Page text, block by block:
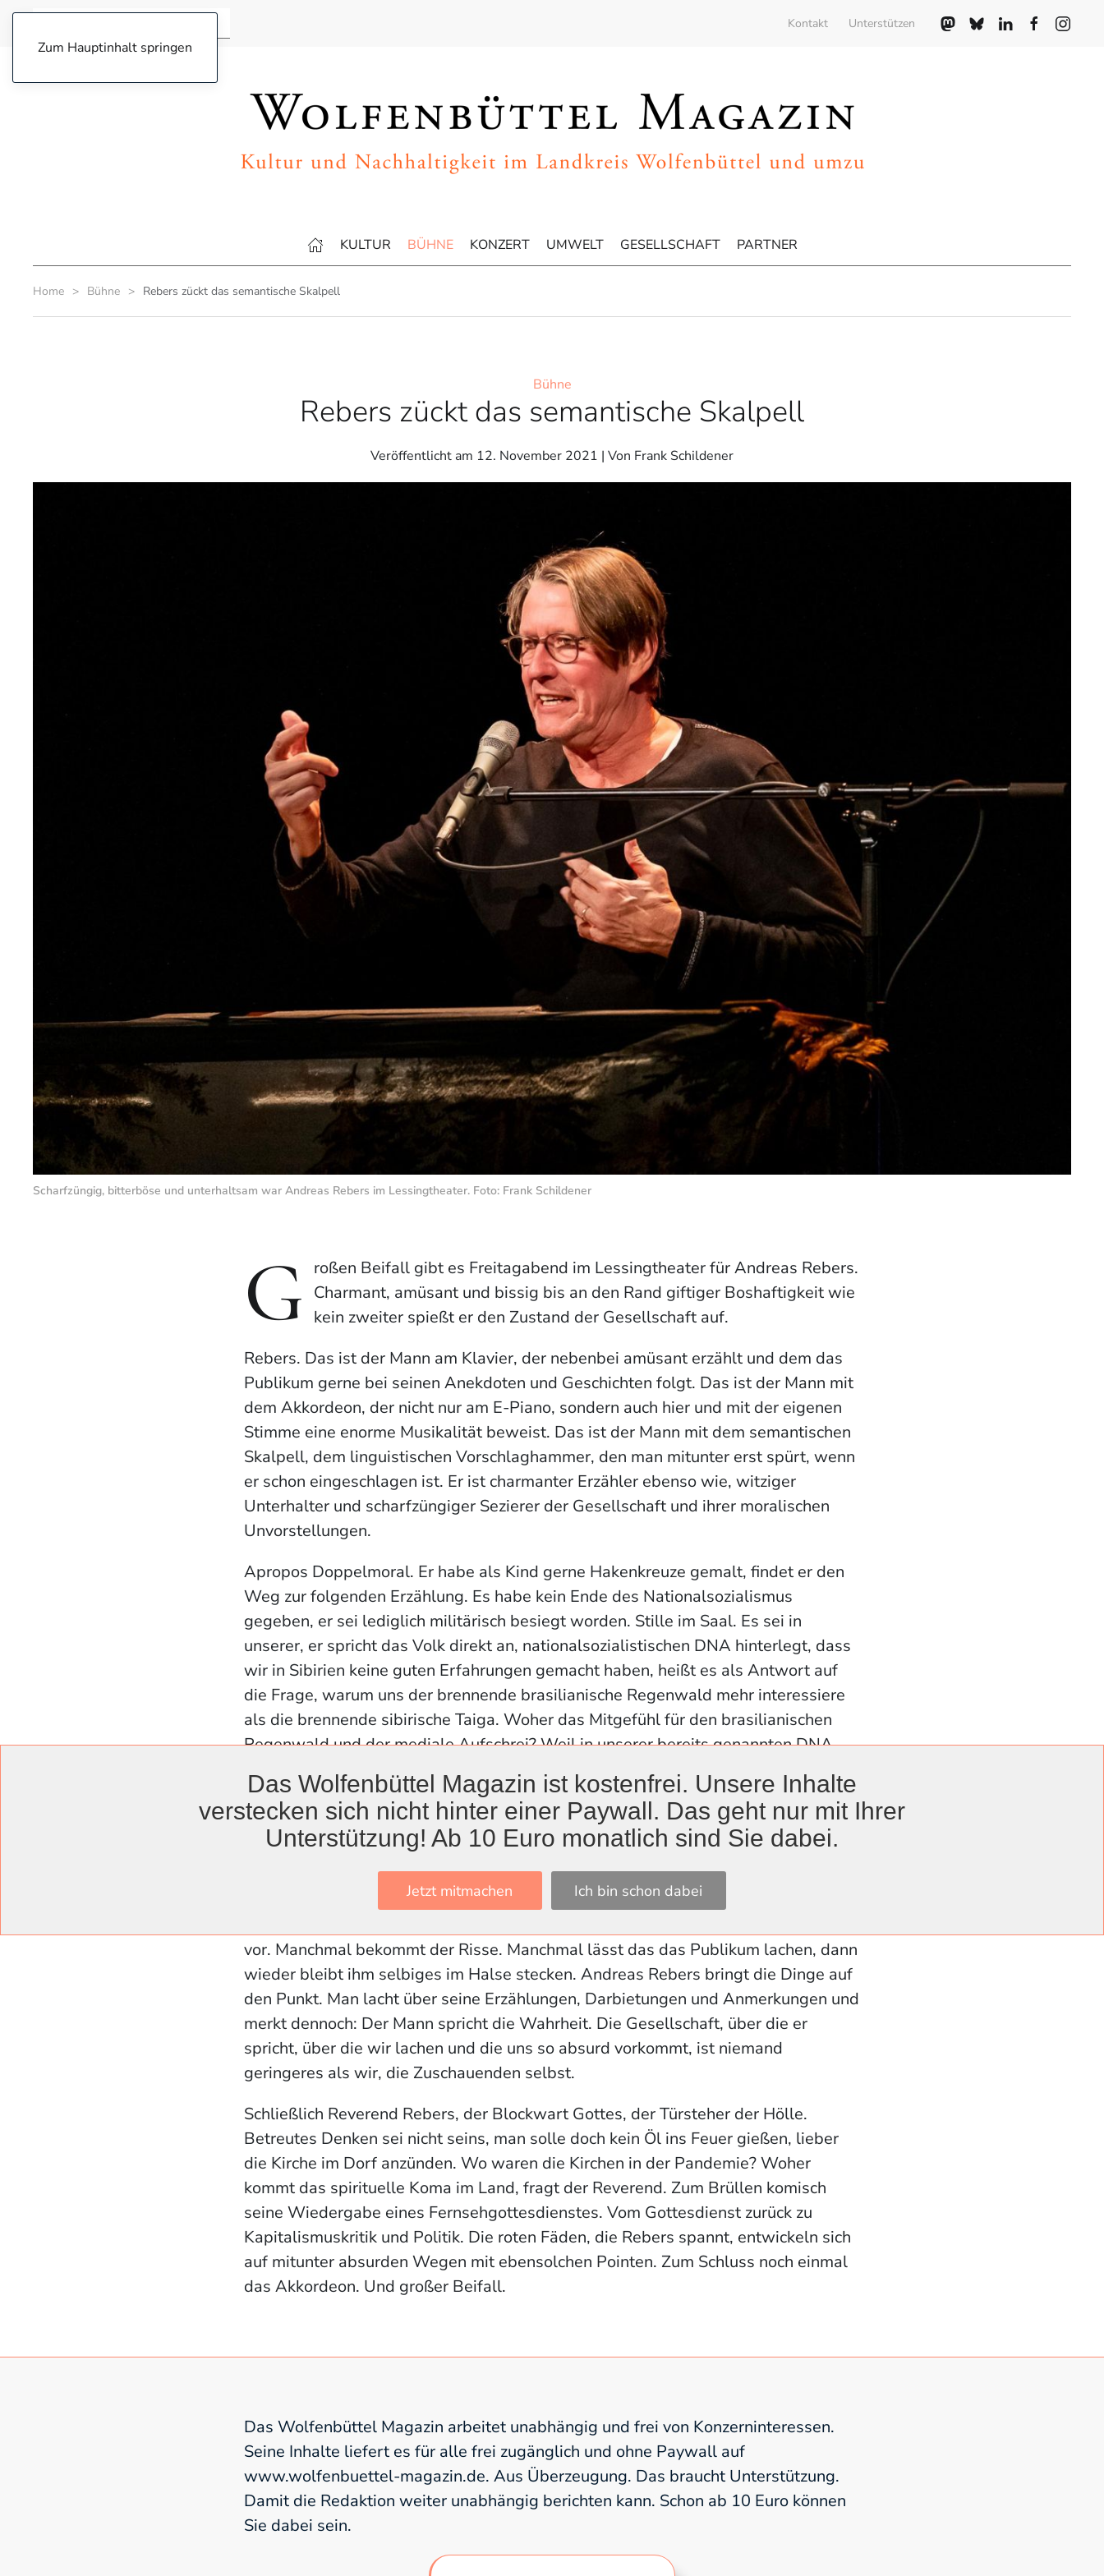
Zum Hauptinhalt springen
Kontakt Unterstützen
KULTUR BÜHNE KONZERT UMWELT GESELLSCHAFT PARTNER
Home Bühne Rebers zückt das semantische Skalpell
Bühne
Rebers zückt das semantische Skalpell
Veröffentlicht am 12. November 2021 | Von Frank Schildener
Scharfzüngig, bitterböse und unterhaltsam war Andreas Rebers im Lessingtheater. Foto: Frank Schildener
G roßen Beifall gibt es Freitagabend im Lessingtheater für Andreas Rebers.
Charmant, amüsant und bissig bis an den Rand giftiger Boshaftigkeit wie
kein zweiter spießt er den Zustand der Gesellschaft auf.
Rebers. Das ist der Mann am Klavier, der nebenbei amüsant erzählt und dem das
Publikum gerne bei seinen Anekdoten und Geschichten folgt. Das ist der Mann mit
dem Akkordeon, der nicht nur am E-Piano, sondern auch hier und mit der eigenen
Stimme eine enorme Musikalität beweist. Das ist der Mann mit dem semantischen
Skalpell, dem linguistischen Vorschlaghammer, den man mitunter erst spürt, wenn
er schon eingeschlagen ist. Er ist charmanter Erzähler ebenso wie, witziger
Unterhalter und scharfzüngiger Sezierer der Gesellschaft und ihrer moralischen
Unvorstellungen.
Apropos Doppelmoral. Er habe als Kind gerne Hakenkreuze gemalt, findet er den
Weg zur folgenden Erzählung. Es habe kein Ende des Nationalsozialismus
gegeben, er sei lediglich militärisch besiegt worden. Stille im Saal. Es sei in
unserer, er spricht das Volk direkt an, nationalsozialistischen DNA hinterlegt, dass
wir in Sibirien keine guten Erfahrungen gemacht haben, heißt es als Antwort auf
die Frage, warum uns der brennende brasilianische Regenwald mehr interessiere
als die brennende sibirische Taiga. Woher das Mitgefühl für den brasilianischen
Regenwald und der mediale Aufschrei? Weil in unserer bereits genannten DNA
festgelegt sei, Deutsche nach dem Krieg in Brasilien eher gute Erfahrungen
gemacht haben. Das sitzt. Lachen. Und im Kongo?
Der Blockwart Gottes bringt es auf den Punkt
Wichtig sei in diesem Land, das man wisse, wer Schuld habe. Bitterböse,
gesprochen und wunderbar gesungen, hält uns Rebers den Spiegel vor, spießt
vor. Manchmal bekommt der Risse. Manchmal lässt das das Publikum lachen, dann
wieder bleibt ihm selbiges im Halse stecken. Andreas Rebers bringt die Dinge auf
den Punkt. Man lacht über seine Erzählungen, Darbietungen und Anmerkungen und
merkt dennoch: Der Mann spricht die Wahrheit. Die Gesellschaft, über die er
spricht, über die wir lachen und die uns so absurd vorkommt, ist niemand
geringeres als wir, die Zuschauenden selbst.
Schließlich Reverend Rebers, der Blockwart Gottes, der Türsteher der Hölle.
Betreutes Denken sei nicht seins, man solle doch kein Öl ins Feuer gießen, lieber
die Kirche im Dorf anzünden. Wo waren die Kirchen in der Pandemie? Woher
kommt das spirituelle Koma im Land, fragt der Reverend. Zum Brüllen komisch
seine Wiedergabe eines Fernsehgottesdienstes. Vom Gottesdienst zurück zu
Kapitalismuskritik und Politik. Die roten Fäden, die Rebers spannt, entwickeln sich
auf mitunter absurden Wegen mit ebensolchen Pointen. Zum Schluss noch einmal
das Akkordeon. Und großer Beifall.
Das Wolfenbüttel Magazin arbeitet unabhängig und frei von Konzerninteressen.
Seine Inhalte liefert es für alle frei zugänglich und ohne Paywall auf
www.wolfenbuettel-magazin.de. Aus Überzeugung. Das braucht Unterstützung.
Damit die Redaktion weiter unabhängig berichten kann. Schon ab 10 Euro können
Sie dabei sein.
Das Wolfenbüttel Magazin ist kostenfrei. Unsere Inhalte
verstecken sich nicht hinter einer Paywall. Das geht nur mit Ihrer
Unterstützung! Ab 10 Euro monatlich sind Sie dabei.
Jetzt mitmachen Ich bin schon dabei